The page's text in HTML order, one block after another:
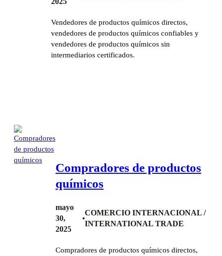
Vendedores de productos químicos directos,
vendedores de productos químicos confiables y
vendedores de productos químicos sin
intermediarios certificados.
Compradores de productos
químicos
mayo
30,
2025
•
COMERCIO INTERNACIONAL /
INTERNATIONAL TRADE
Compradores de productos químicos directos,